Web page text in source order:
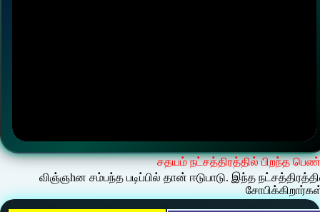
சதயம் நட்சத்திரத்தில் பிறந்த
விஞ்ஞhன சம்பந்த படிப்பில் தான் ஈடுபாடு. இந்த